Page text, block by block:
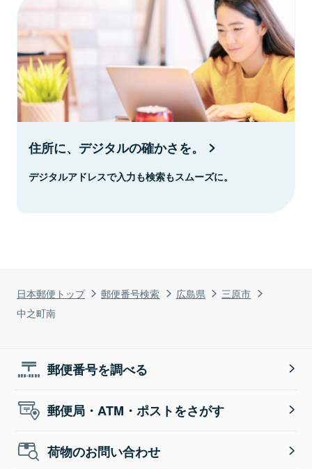
日本郵便トップ 郵便番号検索 広島県
三原市
中之町南
住所に、デジタルの確かさを。
デジタルアドレスで入力も検索もスムーズに。
郵便番号を調べる
郵便局・ATM・ポストをさがす
荷物のお問い合わせ